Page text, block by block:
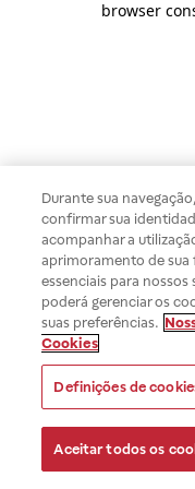
browser
Durante sua
confirmar sua
acompanhar a
aprimoramento de sua
essenciais para
poderá gerenciar os
suas preferências.
Cookies
Definições de
Aceitar todos os